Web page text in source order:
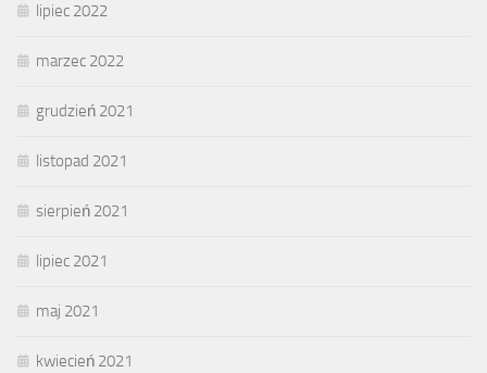
lipiec 2022
marzec 2022
grudzień 2021
listopad 2021
sierpień 2021
lipiec 2021
maj 2021
kwiecień 2021